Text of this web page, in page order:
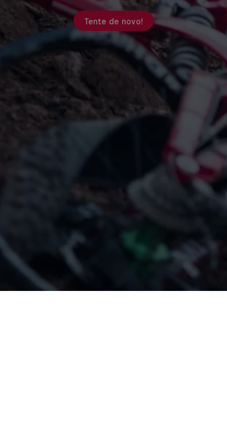
Tente de novo!